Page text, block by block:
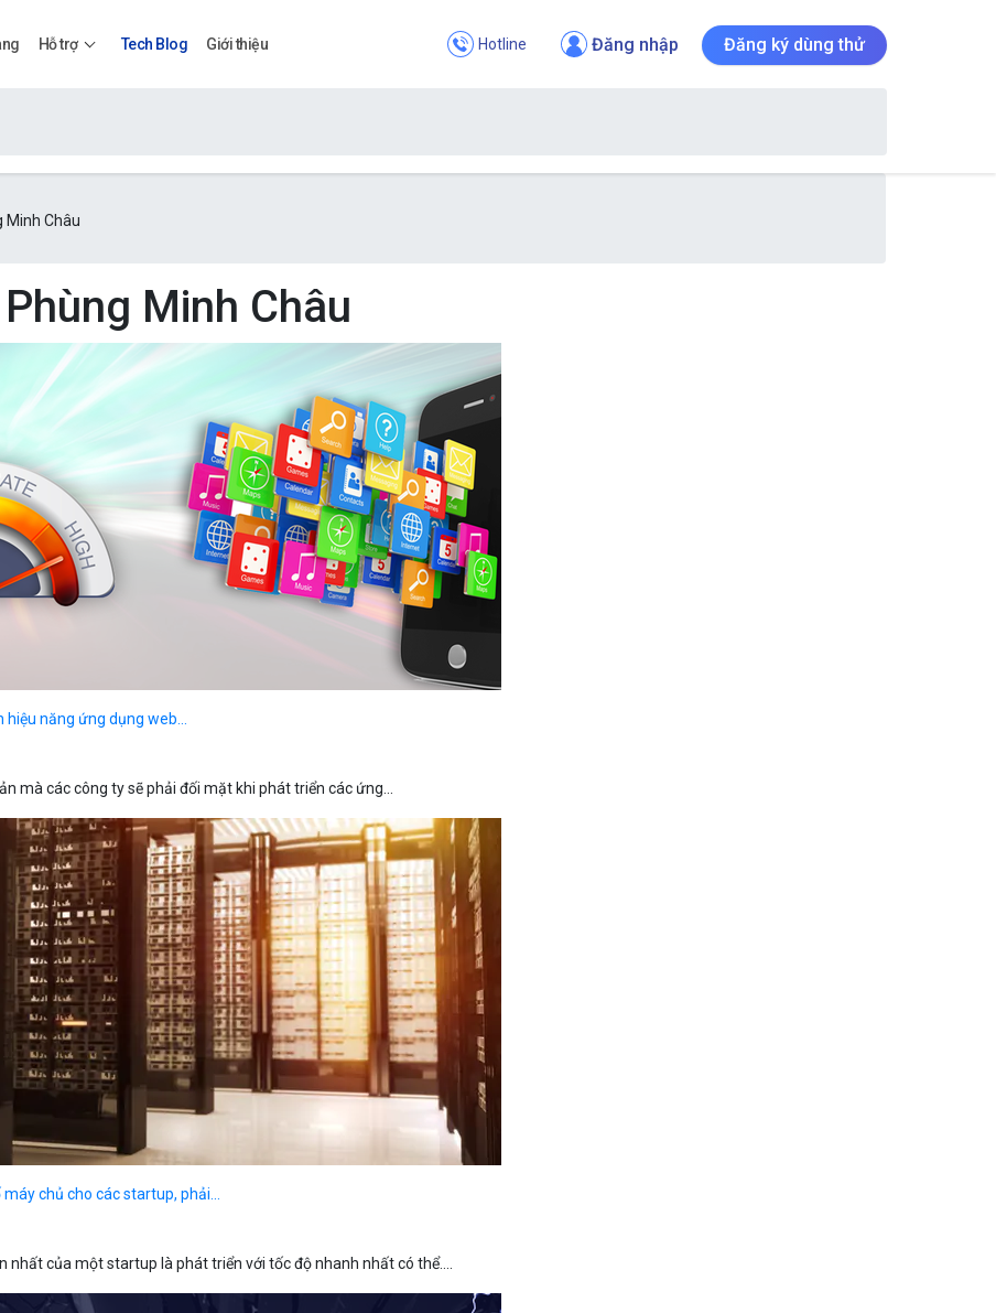
Apps
Bảng giá
Bảng giá
Hỗ trợ Tech Blog Giới thiệu Hotline Đăng nhập Đăng ký dùng thử
Minh Châu
Minh Châu
hiệu năng ứng dụng web...
mà các công ty sẽ phải đối mặt khi phát triển các ứng...
chủ cho các startup, phải...
nhất của một startup là phát triển với tốc độ nhanh nhất có thể....